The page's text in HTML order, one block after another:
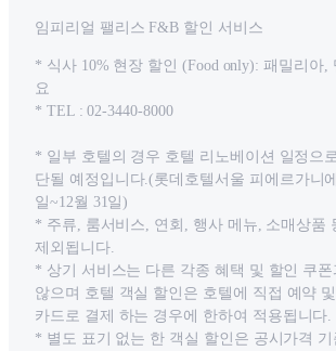
임피리얼 팰리스 F&B 할인 서비스
* 식사 10% 현장 할인 (Food only): 패밀리아,
요
* TEL : 02-3440-8000
* 일부 호텔의 경우 호텔 리노베이션 일정으
단될 예정입니다.(롯데호텔서울 피에르가니
일~12월 31일)
* 주류, 룸서비스, 연회, 행사 메뉴, 소매상품
제외됩니다.
* 상기 서비스는 다른 각종 혜택 및 할인 쿠폰
않으며 호텔 객실 할인은 호텔에 직접 예약
카드로 결제 하는 경우에 한하여 적용됩니다.
* 별도 표기 없는 한 객실 할인은 공시가격